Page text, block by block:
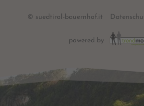
© suedtirol-bauernhof.it
powered by